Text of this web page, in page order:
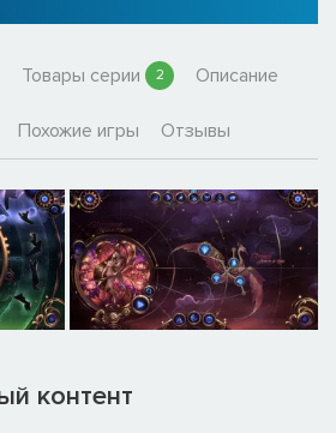
Товары серии 2 Описание
Похожие игры Отзывы
контент